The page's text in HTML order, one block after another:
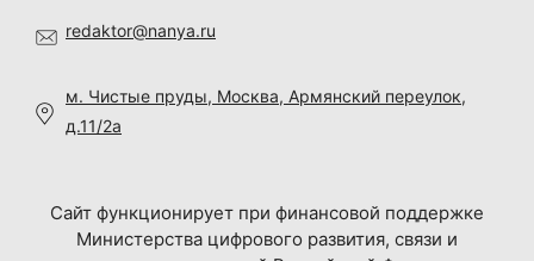
redaktor@nanya.ru
м. Чистые пруды, Москва, Армянский переулок,
д.11/2а
Сайт функционирует при финансовой поддержке
Министерства цифрового развития, связи и